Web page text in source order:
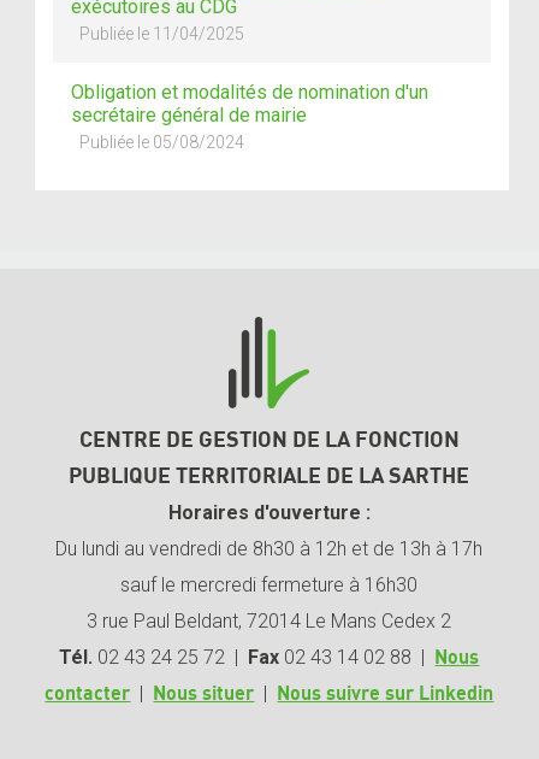
exécutoires au CDG
Publiée le 11/04/2025
Obligation et modalités de nomination d'un
secrétaire général de mairie
Publiée le 05/08/2024
CENTRE DE GESTION DE LA FONCTION
PUBLIQUE TERRITORIALE DE LA SARTHE
Horaires d'ouverture :
Du lundi au vendredi de 8h30 à 12h et de 13h à 17h
sauf le mercredi fermeture à 16h30
3 rue Paul Beldant, 72014 Le Mans Cedex 2
Tél. 02 43 24 25 72 | Fax 02 43 14 02 88 |
Nous
contacter
Nous situer Nous suivre sur Linkedin